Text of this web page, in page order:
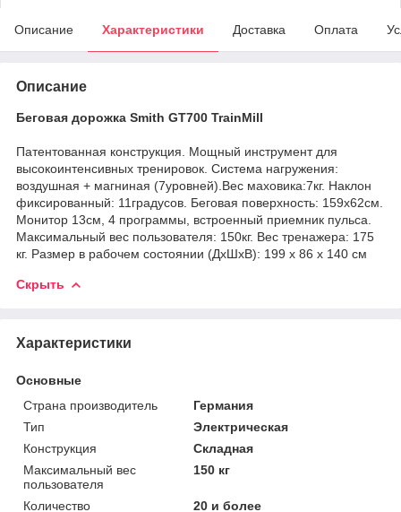
Описание Характеристики Доставка Оплата
Описание
Беговая дорожка Smith GT700 TrainMill
Патентованная конструкция. Мощный инструмент для
высокоинтенсивных тренировок. Система нагружения:
воздушная + магниная (7уровней).Вес маховика:7кг. Наклон
фиксированный: 11градусов. Беговая поверхность: 159х62см.
Монитор 13см, 4 программы, встроенный приемник пульса.
Максимальный вес пользователя: 150кг. Вес тренажера: 175
кг. Размер в рабочем состоянии (ДхШхВ): 199 х 86 x 140 см
Скрыть
Характеристики
Основные
Страна производитель
Германия
Тип
Электрическая
Конструкция
Складная
Максимальный вес
пользователя
150 кг
Количество
20 и более